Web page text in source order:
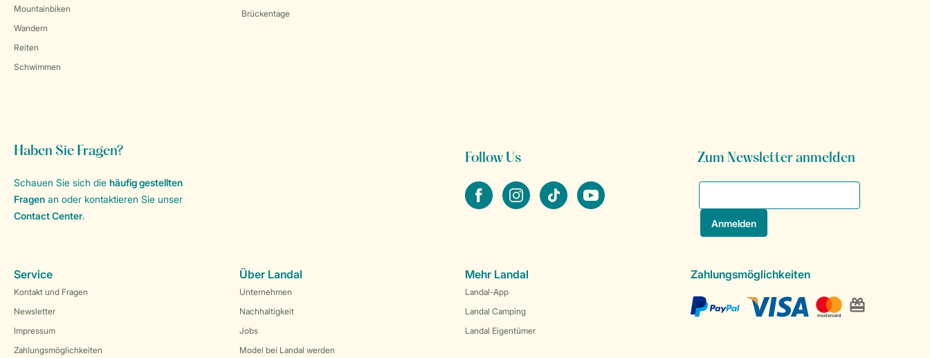
Mountainbiken
Wandern
Reiten
Schwimmen
Brückentage
Haben Sie Fragen?
Schauen Sie sich die häufig gestellten
Fragen an oder kontaktieren Sie unser
Contact Center.
Follow Us
facebookinstagramtiktok youtube
Zum Newsletter anmelden
Service
Kontakt und Fragen
Newsletter
Impressum
Zahlungsmöglichkeiten
Über Landal
Unternehmen
Nachhaltigkeit
Jobs
Model bei Landal werden
Mehr Landal
Landal-App
Landal Camping
Landal Eigentümer
Zahlungsmöglichkeiten